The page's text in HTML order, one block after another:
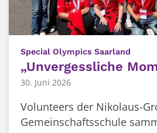
Special Olympics Saarland
„Unvergessliche
30. Juni 2026
Volunteers der Nikolaus-
Gemeinschaftsschule